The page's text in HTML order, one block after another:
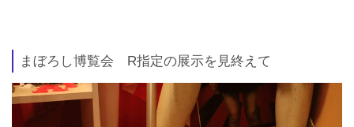
まぼろし博覧会 R指定の展示を見終えて